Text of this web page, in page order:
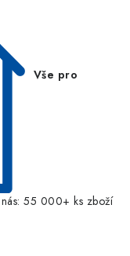
Vše pro
55 000+ ks zboží